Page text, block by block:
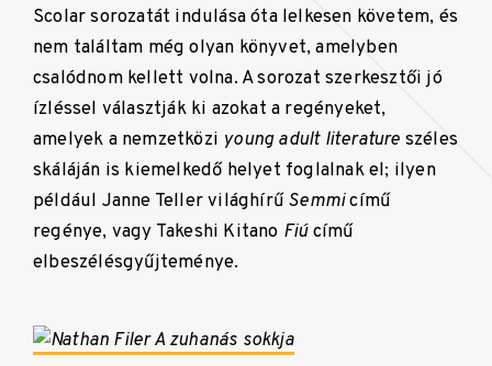
Scolar sorozatát indulása óta lelkesen követem, és
nem találtam még olyan könyvet, amelyben
csalódnom kellett volna. A sorozat szerkesztői jó
ízléssel választják ki azokat a regényeket,
amelyek a nemzetközi young adult literature széles
skáláján is kiemelkedő helyet foglalnak el; ilyen
például Janne Teller világhírűSemmicímű
regénye, vagy Takeshi Kitano Fiúcímű
elbeszélésgyűjteménye.